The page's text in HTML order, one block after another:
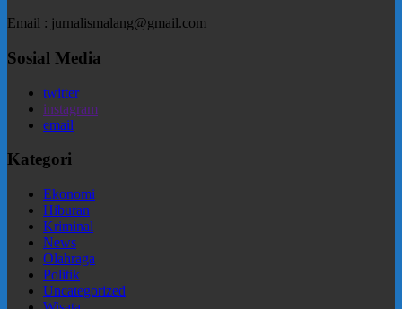
Email : jurnalismalang@gmail.com
Sosial Media
twitter
instagram
email
Kategori
Ekonomi
Hiburan
Kriminal
News
Olahraga
Politik
Uncategorized